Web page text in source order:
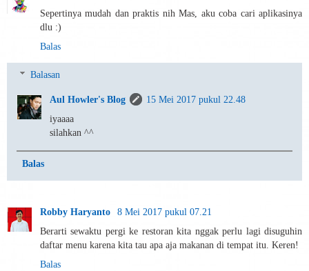
Sepertinya mudah dan praktis nih Mas, aku coba cari aplikasinya
dlu :)
Balas
Balasan
Aul Howler's Blog
15 Mei 2017 pukul 22.48
iyaaaa
silahkan ^^
Balas
Robby Haryanto
8 Mei 2017 pukul 07.21
Berarti sewaktu pergi ke restoran kita nggak perlu lagi disuguhin
daftar menu karena kita tau apa aja makanan di tempat itu. Keren!
Balas